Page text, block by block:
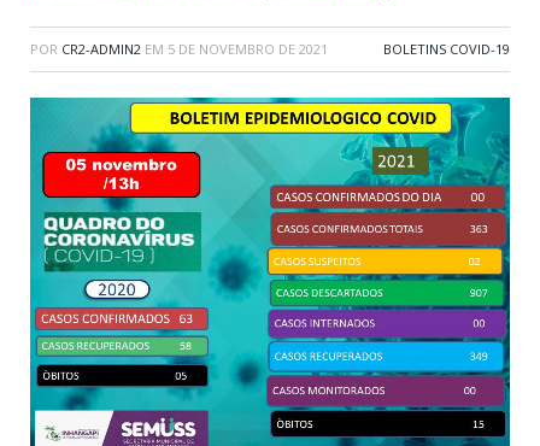
POR CR2-ADMIN2 EM 5 DE NOVEMBRO DE 2021 BOLETINS COVID-19